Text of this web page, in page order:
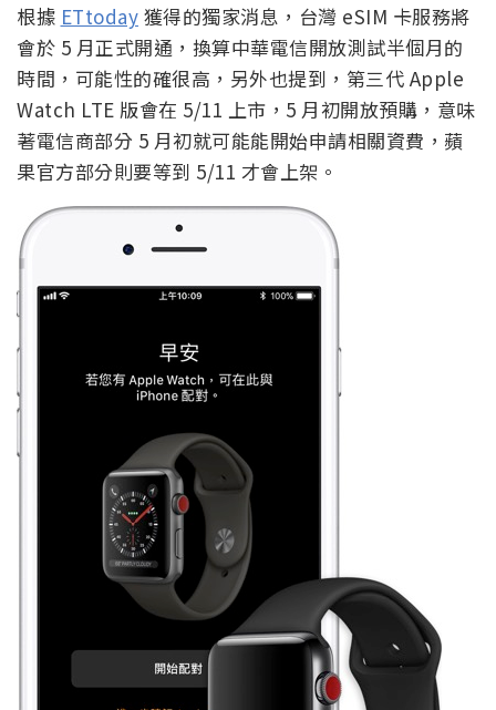
根據 ETtoday 獲得的獨家消息，台灣 eSIM 卡服務將
會於 5 月正式開通，換算中華電信開放測試半個月的
時間，可能性的確很高，另外也提到，第三代 Apple
Watch LTE 版會在 5/11 上市，5 月初開放預購，意味
著電信商部分 5 月初就可能能開始申請相關資費，蘋
果官方部分則要等到 5/11 才會上架。